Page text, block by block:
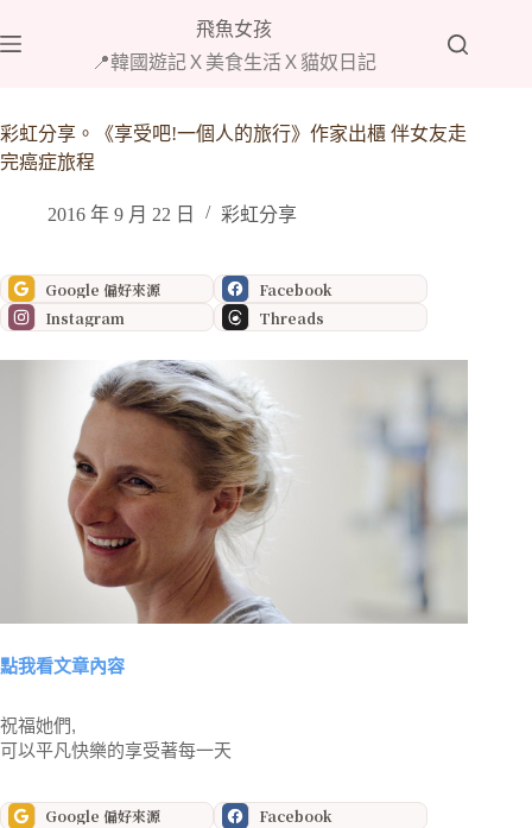
至
內
容
飛魚女孩
📍韓國遊記Ｘ美食生活Ｘ貓奴日記
彩虹分享。《享受吧!一個人的旅行》作家出櫃 伴女友走
完癌症旅程
2016 年 9 月 22 日 彩虹分享
Google 偏好來源
Facebook
Instagram
Threads
點我看文章內容
祝福她們,
可以平凡快樂的享受著每一天
Google 偏好來源
Facebook